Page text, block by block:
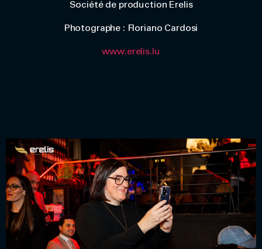
Société de production Erelis
Photographe : Floriano Cardosi
www.erelis.lu